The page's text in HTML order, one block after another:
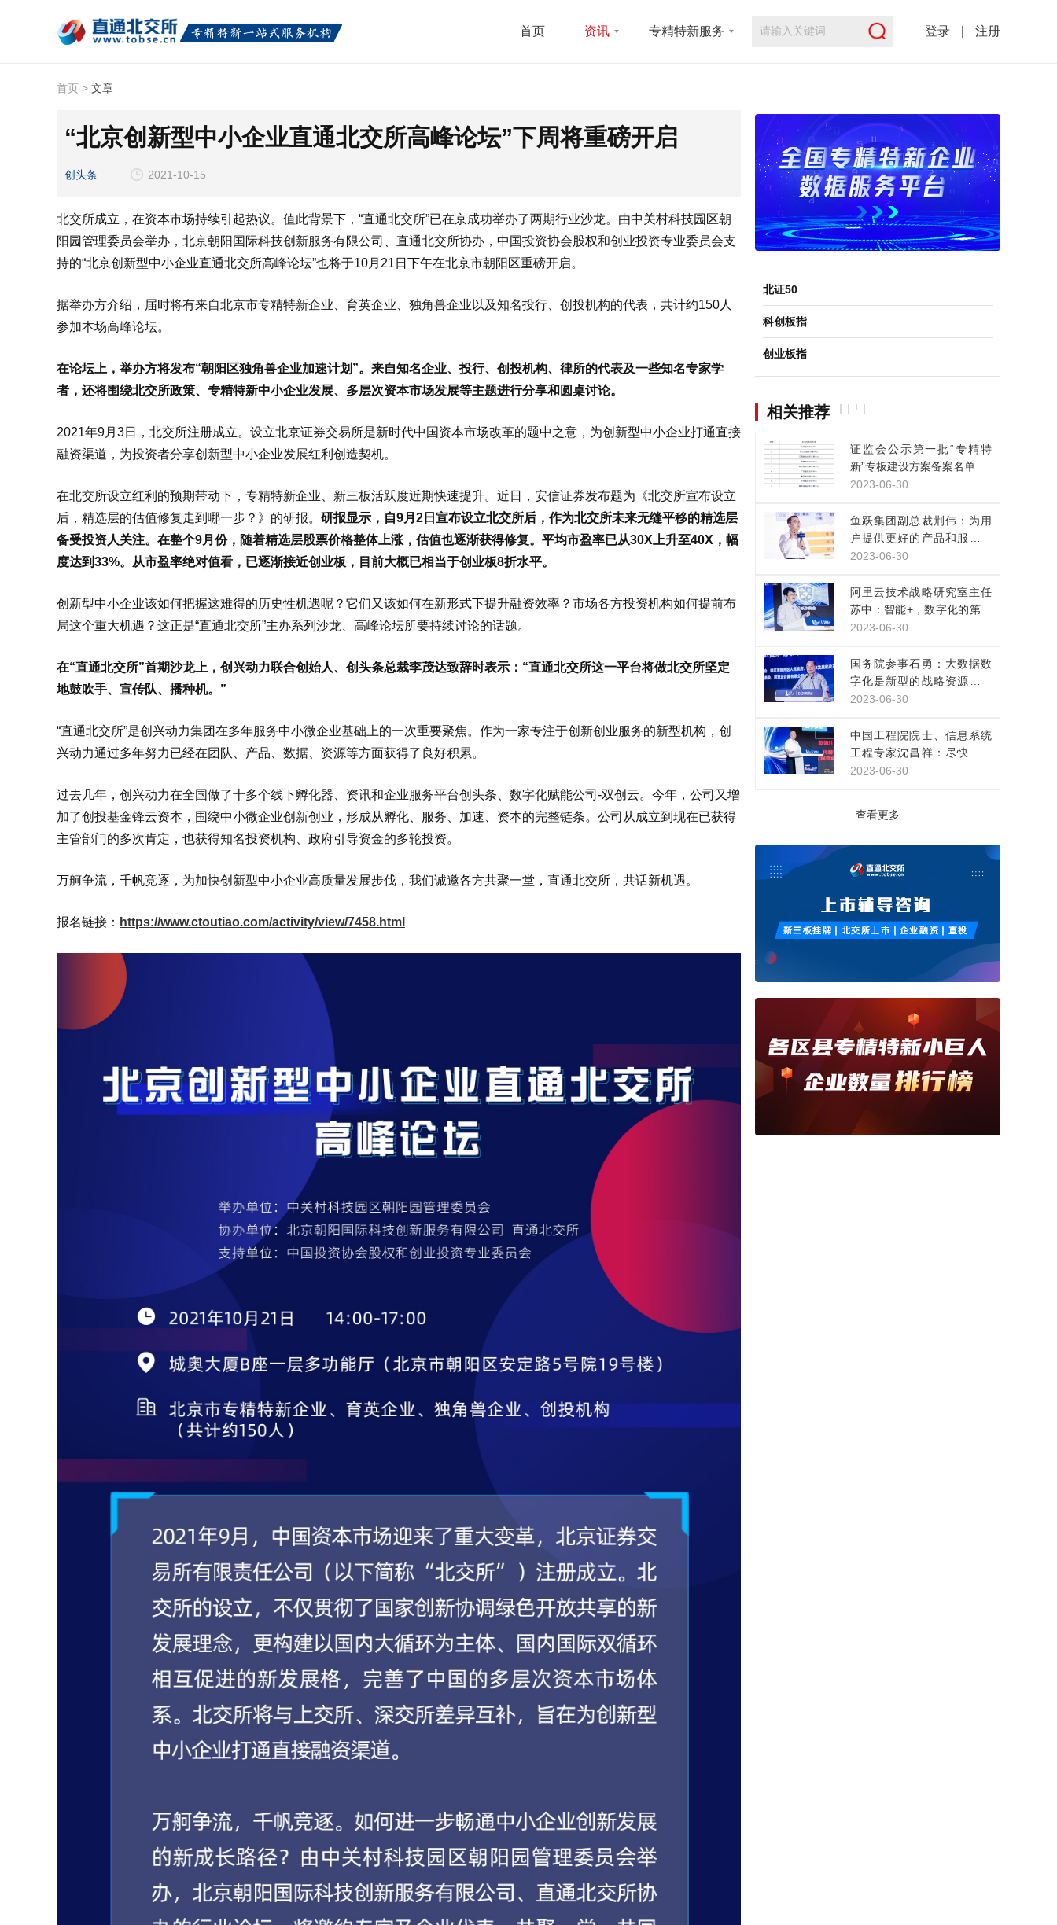
首页 资讯 专精特新服务 登录 注册
首页 > 文章
“北京创新型中小企业直通北交所高峰论坛”下周将重磅开启
创头条 2021-10-15
北交所成立，在资本市场持续引起热议。值此背景下，“直通北交所”已在京成功举办了两期行业沙龙。由中关村科技园区朝
阳园管理委员会举办，北京朝阳国际科技创新服务有限公司、直通北交所协办，中国投资协会股权和创业投资专业委员会支
持的“北京创新型中小企业直通北交所高峰论坛”也将于10月21日下午在北京市朝阳区重磅开启。
据举办方介绍，届时将有来自北京市专精特新企业、育英企业、独角兽企业以及知名投行、创投机构的代表，共计约150人
参加本场高峰论坛。
在论坛上，举办方将发布“朝阳区独角兽企业加速计划”。来自知名企业、投行、创投机构、律所的代表及一些知名专家学
者，还将围绕北交所政策、专精特新中小企业发展、多层次资本市场发展等主题进行分享和圆桌讨论。
2021年9月3日，北交所注册成立。设立北京证券交易所是新时代中国资本市场改革的题中之意，为创新型中小企业打通直接
融资渠道，为投资者分享创新型中小企业发展红利创造契机。
在北交所设立红利的预期带动下，专精特新企业、新三板活跃度近期快速提升。近日，安信证券发布题为《北交所宣布设立
后，精选层的估值修复走到哪一步？》的研报。 研报显示，自9月2日宣布设立北交所后，作为北交所未来无缝平移的精选层
备受投资人关注。在整个9月份，随着精选层股票价格整体上涨，估值也逐渐获得修复。平均市盈率已从30X上升至40X，幅
度达到33%。从市盈率绝对值看，已逐渐接近创业板，目前大概已相当于创业板8折水平。
创新型中小企业该如何把握这难得的历史性机遇呢？它们又该如何在新形式下提升融资效率？市场各方投资机构如何提前布
局这个重大机遇？这正是“直通北交所”主办系列沙龙、高峰论坛所要持续讨论的话题。
在“直通北交所”首期沙龙上，创兴动力联合创始人、创头条总裁李茂达致辞时表示：“直通北交所这一平台将做北交所坚定
地鼓吹手、宣传队、播种机。”
“直通北交所”是创兴动力集团在多年服务中小微企业基础上的一次重要聚焦。作为一家专注于创新创业服务的新型机构，创
兴动力通过多年努力已经在团队、产品、数据、资源等方面获得了良好积累。
过去几年，创兴动力在全国做了十多个线下孵化器、资讯和企业服务平台创头条、数字化赋能公司-双创云。今年，公司又增
加了创投基金锋云资本，围绕中小微企业创新创业，形成从孵化、服务、加速、资本的完整链条。公司从成立到现在已获得
主管部门的多次肯定，也获得知名投资机构、政府引导资金的多轮投资。
万舸争流，千帆竞逐，为加快创新型中小企业高质量发展步伐，我们诚邀各方共聚一堂，直通北交所，共话新机遇。
报名链接： https://www.ctoutiao.com/activity/view/7458.html
北证50
科创板指
创业板指
相关推荐
证监会公示第一批“专精特
新”专板建设方案备案名单
2023-06-30
鱼跃集团副总裁荆伟：为用
户提供更好的产品和服务，
是数实融合的目的
2023-06-30
阿里云技术战略研究室主任
苏中：智能+，数字化的第三
次浪潮已经来临
2023-06-30
国务院参事石勇：大数据数
字化是新型的战略资源，正
改变人类生产生活方式
2023-06-30
中国工程院院士、信息系统
工程专家沈昌祥：尽快构建
网络安全主动免疫保障体系
2023-06-30
查看更多